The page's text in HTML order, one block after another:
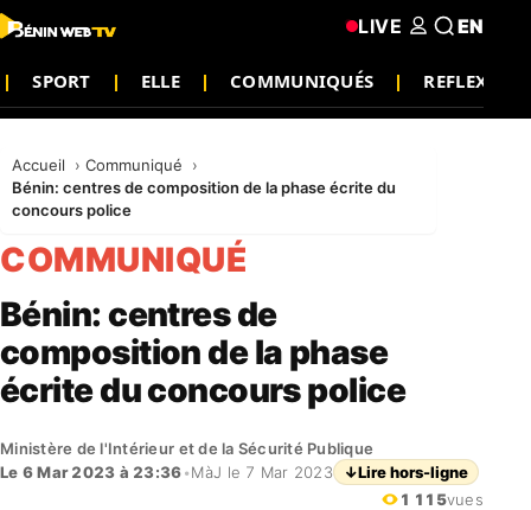
SPORT ELLE COMMUNIQUÉS REFLEXION
LIVE EN
Accueil
Communiqué
Bénin: centres de composition de la phase écrite du
concours police
COMMUNIQUÉ
Bénin: centres de
composition de la phase
écrite du concours police
Ministère de l'Intérieur et de la Sécurité Publique
Le 6 Mar 2023 à 23:36•MàJ le 7 Mar 2023 ↓Lire hors-ligne
1 115vues